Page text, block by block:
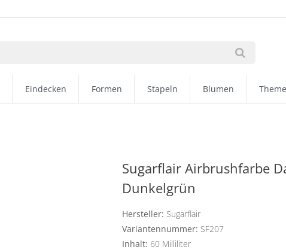
Eindecken Formen Stapeln Blumen
Sugarflair Airbrushfarbe
Dunkelgrün
Hersteller: Sugarflair
Variantennummer: SF207
Inhalt: 60 Milliliter